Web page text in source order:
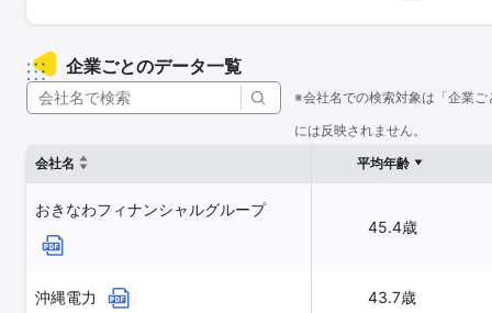
企業ごとのデータ一覧
※会社名での検索対象は「企業
には反映されません。
会社名
平均年齢
おきなわフィナンシャルグループ
45.4歳
沖縄電力 43.7歳